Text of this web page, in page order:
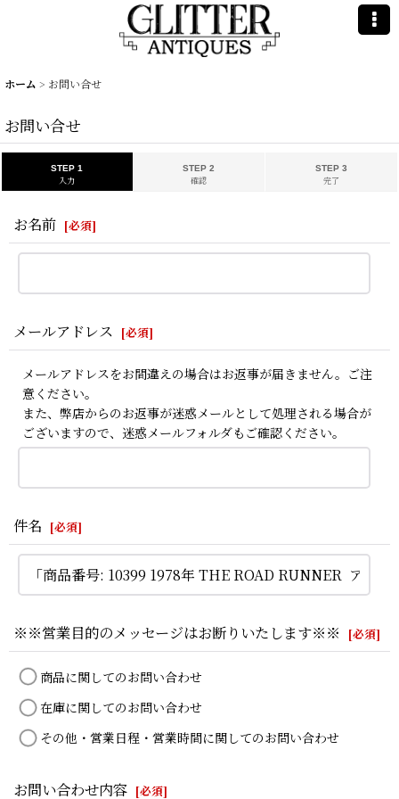
ホーム > お問い合せ
お問い合せ
STEP 1
入力
STEP 2
確認
STEP 3
完了
お名前 [必須]
メールアドレス [必須]
メールアドレスをお間違えの場合はお返事が届きません。ご注
意ください。
また、弊店からのお返事が迷惑メールとして処理される場合が
ございますので、迷惑メールフォルダもご確認ください。
件名 [必須]
※※営業目的のメッセージはお断りいたします※※ [必須]
商品に関してのお問い合わせ
在庫に関してのお問い合わせ
その他・営業日程・営業時間に関してのお問い合わせ
お問い合わせ内容 [必須]